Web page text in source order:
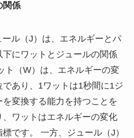
関係
ル（J）は、エネルギーとパ
にワットとジュールの関係
ト（W）は、エネルギーの変
あり、1ワットは1秒間に1ジ
変換する能力を持つことを
ワットはエネルギーの変化
です。 一方、ジュール（J）